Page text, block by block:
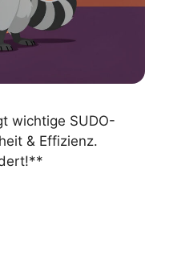
wichtige SUDO-
& Effizienz.